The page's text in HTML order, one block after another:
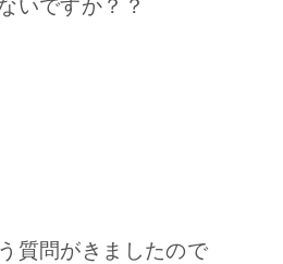
いですか？？
質問がきましたので